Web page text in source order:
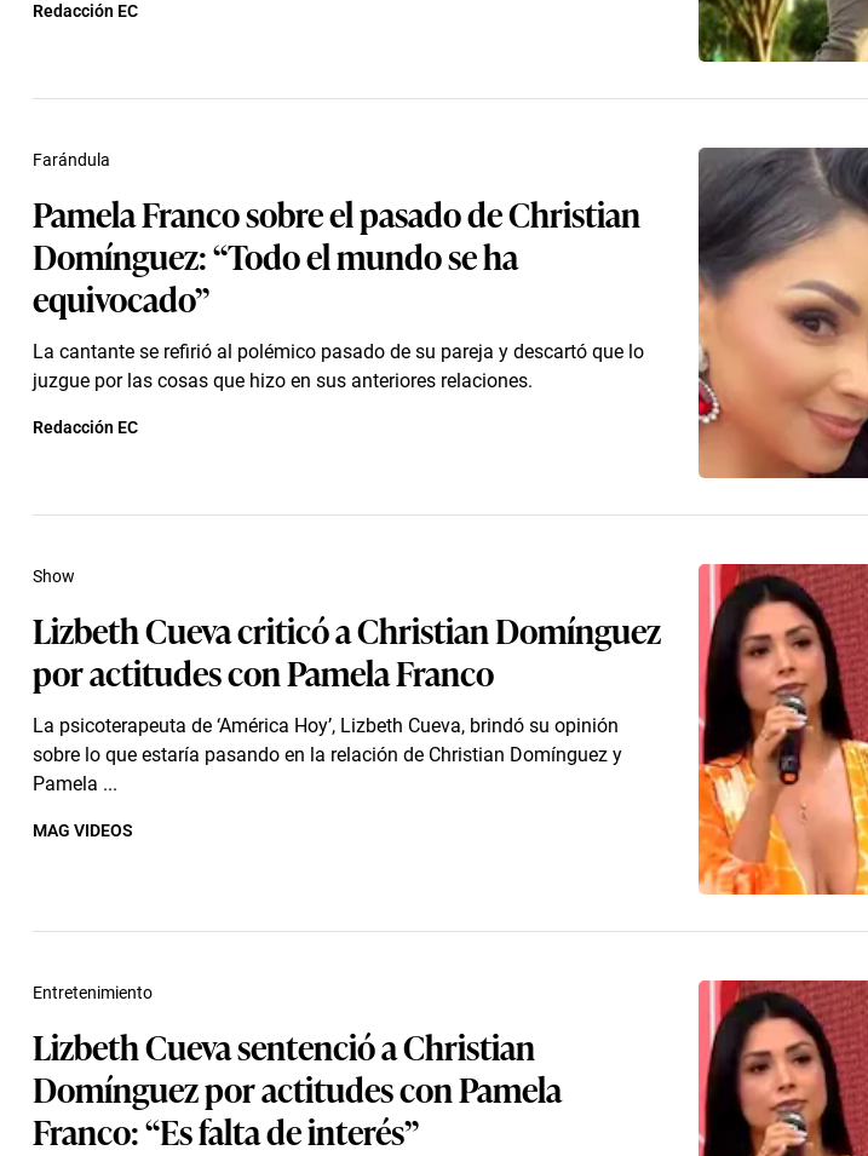
Redacción EC
Pamela Franco sobre el pasado de Christian
Domínguez: “Todo el mundo se ha
equivocado”
La cantante se refirió al polémico pasado de su pareja y descartó que lo
juzgue por las cosas que hizo en sus anteriores relaciones.
Farándula
Redacción EC
Lizbeth Cueva criticó a Christian Domínguez
por actitudes con Pamela Franco
La psicoterapeuta de ‘América Hoy’, Lizbeth Cueva, brindó su opinión
sobre lo que estaría pasando en la relación de Christian Domínguez y
Pamela ...
Show
MAG VIDEOS
Lizbeth Cueva sentenció a Christian
Domínguez por actitudes con Pamela
Franco: “Es falta de interés”
Entretenimiento